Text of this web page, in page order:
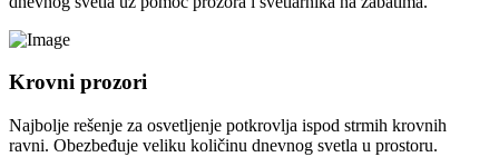
Krovni prozori
Najbolje rešenje za osvetljenje potkrovlja ispod strmih krovnih
ravni. Obezbeđuje veliku količinu dnevnog svetla u prostoru.